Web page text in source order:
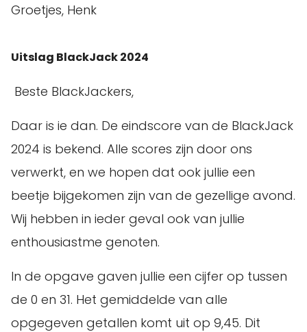
Groetjes, Henk
Uitslag BlackJack 2024
Beste BlackJackers,
Daar is ie dan. De eindscore van de BlackJack
2024 is bekend. Alle scores zijn door ons
verwerkt, en we hopen dat ook jullie een
beetje bijgekomen zijn van de gezellige avond.
Wij hebben in ieder geval ook van jullie
enthousiastme genoten.
In de opgave gaven jullie een cijfer op tussen
de 0 en 31. Het gemiddelde van alle
opgegeven getallen komt uit op 9,45. Dit